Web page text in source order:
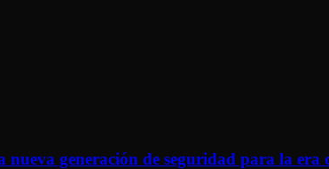
generación de seguridad para la era